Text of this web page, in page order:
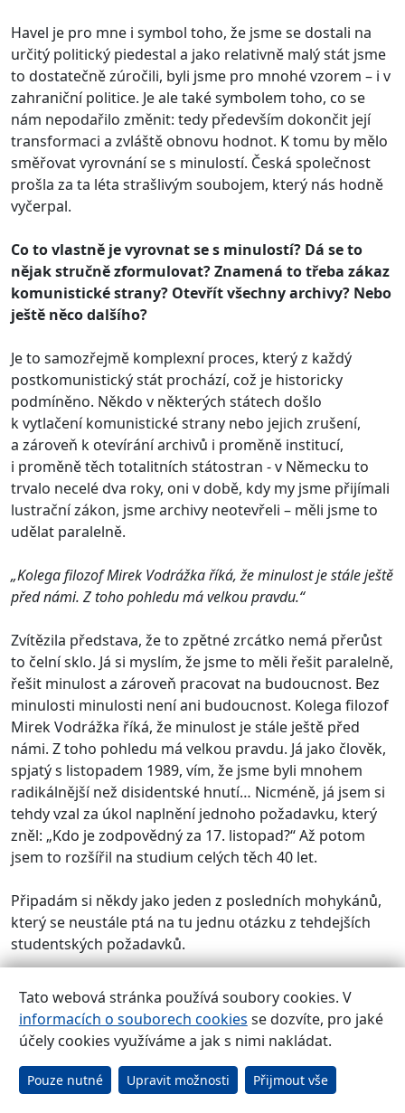
Havel je pro mne i symbol toho, že jsme se dostali na
určitý politický piedestal a jako relativně malý stát jsme
to dostatečně zúročili, byli jsme pro mnohé vzorem – i v
zahraniční politice. Je ale také symbolem toho, co se
nám nepodařilo změnit: tedy především dokončit její
transformaci a zvláště obnovu hodnot. K tomu by mělo
směřovat vyrovnání se s minulostí. Česká společnost
prošla za ta léta strašlivým soubojem, který nás hodně
vyčerpal.
Co to vlastně je vyrovnat se s minulostí? Dá se to
nějak stručně zformulovat? Znamená to třeba zákaz
komunistické strany? Otevřít všechny archivy? Nebo
ještě něco dalšího?
Je to samozřejmě komplexní proces, který z každý
postkomunistický stát prochází, což je historicky
podmíněno. Někdo v některých státech došlo
k vytlačení komunistické strany nebo jejich zrušení,
a zároveň k otevírání archivů i proměně institucí,
i proměně těch totalitních státostran - v Německu to
trvalo necelé dva roky, oni v době, kdy my jsme přijímali
lustrační zákon, jsme archivy neotevřeli – měli jsme to
udělat paralelně.
„Kolega filozof Mirek Vodrážka říká, že minulost je stále ještě
před námi. Z toho pohledu má velkou pravdu.“
Zvítězila představa, že to zpětné zrcátko nemá přerůst
to čelní sklo. Já si myslím, že jsme to měli řešit paralelně,
řešit minulost a zároveň pracovat na budoucnost. Bez
minulosti minulosti není ani budoucnost. Kolega filozof
Mirek Vodrážka říká, že minulost je stále ještě před
námi. Z toho pohledu má velkou pravdu. Já jako člověk,
spjatý s listopadem 1989, vím, že jsme byli mnohem
radikálnější než disidentské hnutí… Nicméně, já jsem si
tehdy vzal za úkol naplnění jednoho požadavku, který
zněl: „Kdo je zodpovědný za 17. listopad?“ Až potom
jsem to rozšířil na studium celých těch 40 let.
Připadám si někdy jako jeden z posledních mohykánů,
který se neustále ptá na tu jednu otázku z tehdejších
studentských požadavků.
Už jste vlastně součástí té minulosti i vy...
Je to samozřejmě pravda. Snažím se to připomínat,
nejen v tom akademickém životě, ale i v té politické
práci, kam bych chtěl vnést étos listopadu 1989.
Tato webová stránka používá soubory cookies. V
informacích o souborech cookies se dozvíte, pro jaké
účely cookies využíváme a jak s nimi nakládat.
Pouze nutné Upravit možnosti Přijmout vše